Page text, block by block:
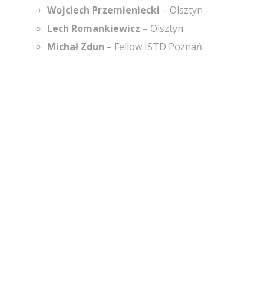
Wojciech Przemieniecki – Olsztyn
Lech Romankiewicz – Olsztyn
Michał Zdun – Fellow ISTD Poznań